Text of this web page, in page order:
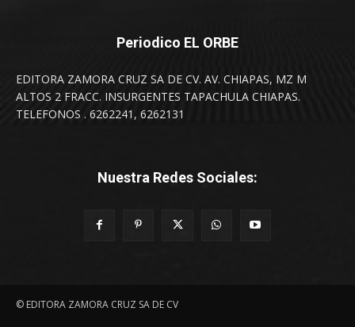
Periodico EL ORBE
EDITORA ZAMORA CRUZ SA DE CV. AV. CHIAPAS, MZ M
ALTOS 2 FRACC. INSURGENTES TAPACHULA CHIAPAS.
TELEFONOS . 6262241, 6262131
Nuestra Redes Sociales:
© EDITORA ZAMORA CRUZ SA DE CV